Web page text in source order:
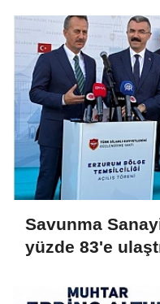
Savunma
yüzde 83'e